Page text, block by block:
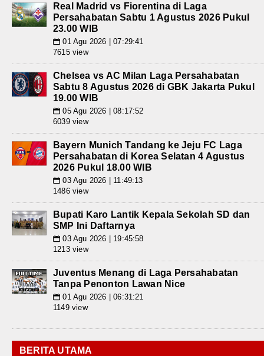
Real Madrid vs Fiorentina di Laga
Persahabatan Sabtu 1 Agustus 2026 Pukul
23.00 WIB
📅 01 Agu 2026 | 07:29:41
7615 view
Chelsea vs AC Milan Laga Persahabatan
Sabtu 8 Agustus 2026 di GBK Jakarta Pukul
19.00 WIB
📅 05 Agu 2026 | 08:17:52
6039 view
Bayern Munich Tandang ke Jeju FC Laga
Persahabatan di Korea Selatan 4 Agustus
2026 Pukul 18.00 WIB
📅 03 Agu 2026 | 11:49:13
1486 view
Bupati Karo Lantik Kepala Sekolah SD dan
SMP Ini Daftarnya
📅 03 Agu 2026 | 19:45:58
1213 view
Juventus Menang di Laga Persahabatan
Tanpa Penonton Lawan Nice
📅 01 Agu 2026 | 06:31:21
1149 view
BERITA UTAMA